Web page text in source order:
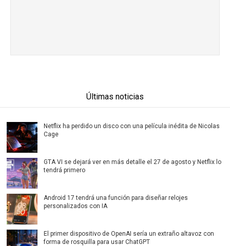
Últimas noticias
Netflix ha perdido un disco con una película inédita de Nicolas
Cage
GTA VI se dejará ver en más detalle el 27 de agosto y Netflix lo
tendrá primero
Android 17 tendrá una función para diseñar relojes
personalizados con IA
El primer dispositivo de OpenAI sería un extraño altavoz con
forma de rosquilla para usar ChatGPT